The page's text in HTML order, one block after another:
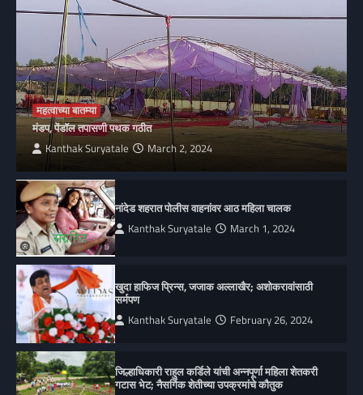
महत्वाच्या बातम्या
मंडप, पेंडॉल तपासणी पथक गठीत
Kanthak Suryatale March 2, 2024
नांदेड शहरात पोलीस वाहनांवर आठ महिला चालक
Kanthak Suryatale March 1, 2024
खुदा हाफिज प्रिन्स, जजाक अल्लाखैर; अशोकरावांसाठी
सर्मपण
Kanthak Suryatale February 26, 2024
जिल्हाधिकारी राहुल कर्डिले यांची अन्नपूर्णा महिला शेतकरी
गटास भेट; नैसर्गिक शेतीच्या उपक्रमांचे कौतुक